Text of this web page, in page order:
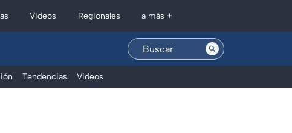
Videos Regionales a más +
Tendencias Videos